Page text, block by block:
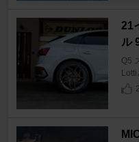
21
ル
Q5
Lotti